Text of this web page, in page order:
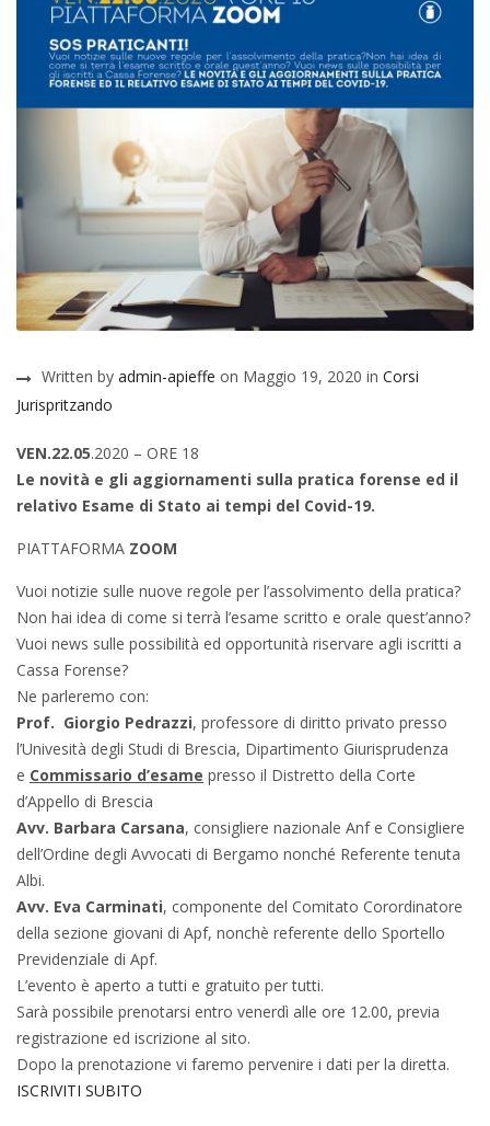
Written by admin-apieffe on Maggio 19, 2020 in Corsi
Jurispritzando
VEN.22.05.2020 – ORE 18
Le novità e gli aggiornamenti sulla pratica forense ed il
relativo Esame di Stato ai tempi del Covid-19.
PIATTAFORMA ZOOM
Vuoi notizie sulle nuove regole per l’assolvimento della pratica?
Non hai idea di come si terrà l’esame scritto e orale quest’anno?
Vuoi news sulle possibilità ed opportunità riservare agli iscritti a
Cassa Forense?
Ne parleremo con:
Prof. Giorgio Pedrazzi, professore di diritto privato presso
l’Univesità degli Studi di Brescia, Dipartimento Giurisprudenza
e Commissario d’esame presso il Distretto della Corte
d’Appello di Brescia
Avv. Barbara Carsana, consigliere nazionale Anf e Consigliere
dell’Ordine degli Avvocati di Bergamo nonché Referente tenuta
Albi.
Avv. Eva Carminati, componente del Comitato Corordinatore
della sezione giovani di Apf, nonchè referente dello Sportello
Previdenziale di Apf.
L’evento è aperto a tutti e gratuito per tutti.
Sarà possibile prenotarsi entro venerdì alle ore 12.00, previa
registrazione ed iscrizione al sito.
Dopo la prenotazione vi faremo pervenire i dati per la diretta.
ISCRIVITI SUBITO